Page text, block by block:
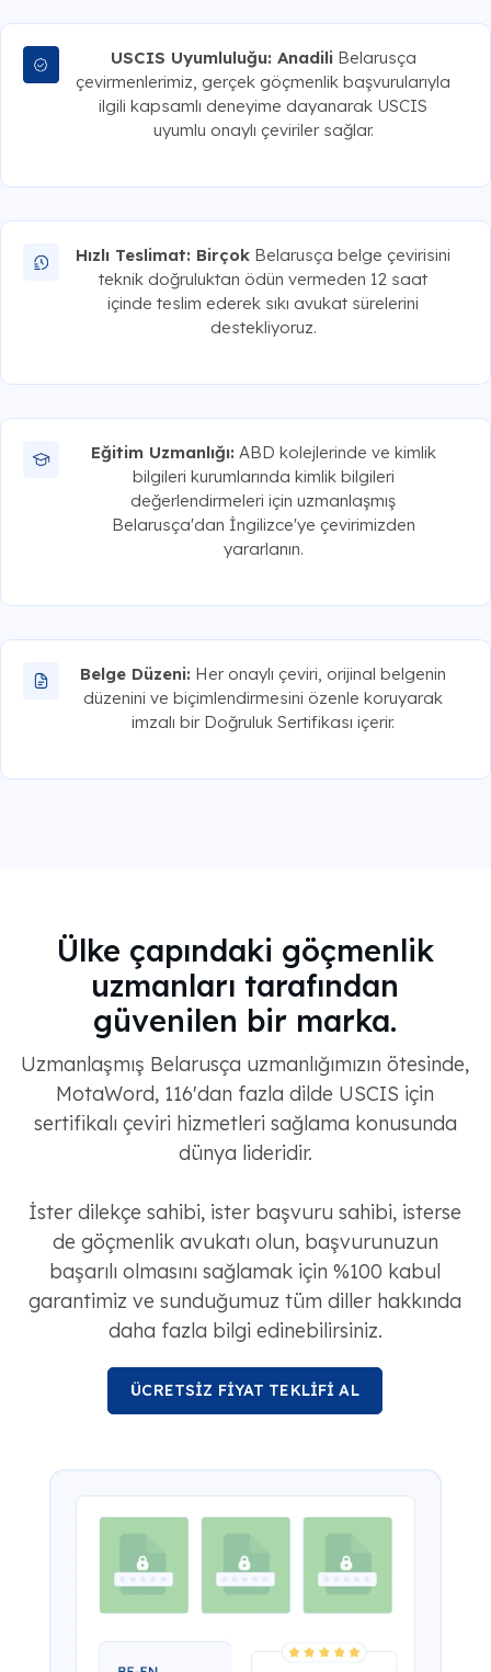
USCIS Uyumluluğu: AnadiliBelarusça
çevirmenlerimiz, gerçek göçmenlik başvurularıyla
ilgili kapsamlı deneyime dayanarak USCIS
uyumlu onaylı çeviriler sağlar.
Hızlı Teslimat: Birçok Belarusça belge çevirisini
teknik doğruluktan ödün vermeden 12 saat
içinde teslim ederek sıkı avukat sürelerini
destekliyoruz.
Eğitim Uzmanlığı: ABD kolejlerinde ve kimlik
bilgileri kurumlarında kimlik bilgileri
değerlendirmeleri için uzmanlaşmış
Belarusça'dan İngilizce'ye çevirimizden
yararlanın.
Belge Düzeni: Her onaylı çeviri, orijinal belgenin
düzenini ve biçimlendirmesini özenle koruyarak
imzalı bir Doğruluk Sertifikası içerir.
Ülke çapındaki göçmenlik
uzmanları tarafından
güvenilen bir marka.
Uzmanlaşmış Belarusça uzmanlığımızın ötesinde,
MotaWord, 116'dan fazla dilde USCIS için
sertifikalı çeviri hizmetleri sağlama konusunda
dünya lideridir.
İster dilekçe sahibi, ister başvuru sahibi, isterse
de göçmenlik avukatı olun, başvurunuzun
başarılı olmasını sağlamak için %100 kabul
garantimiz ve sunduğumuz tüm diller hakkında
daha fazla bilgi edinebilirsiniz.
ÜCRETSİZ FİYAT TEKLİFİ AL